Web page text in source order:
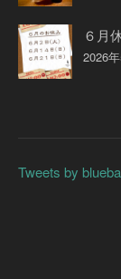
６月
2026
Tweets by